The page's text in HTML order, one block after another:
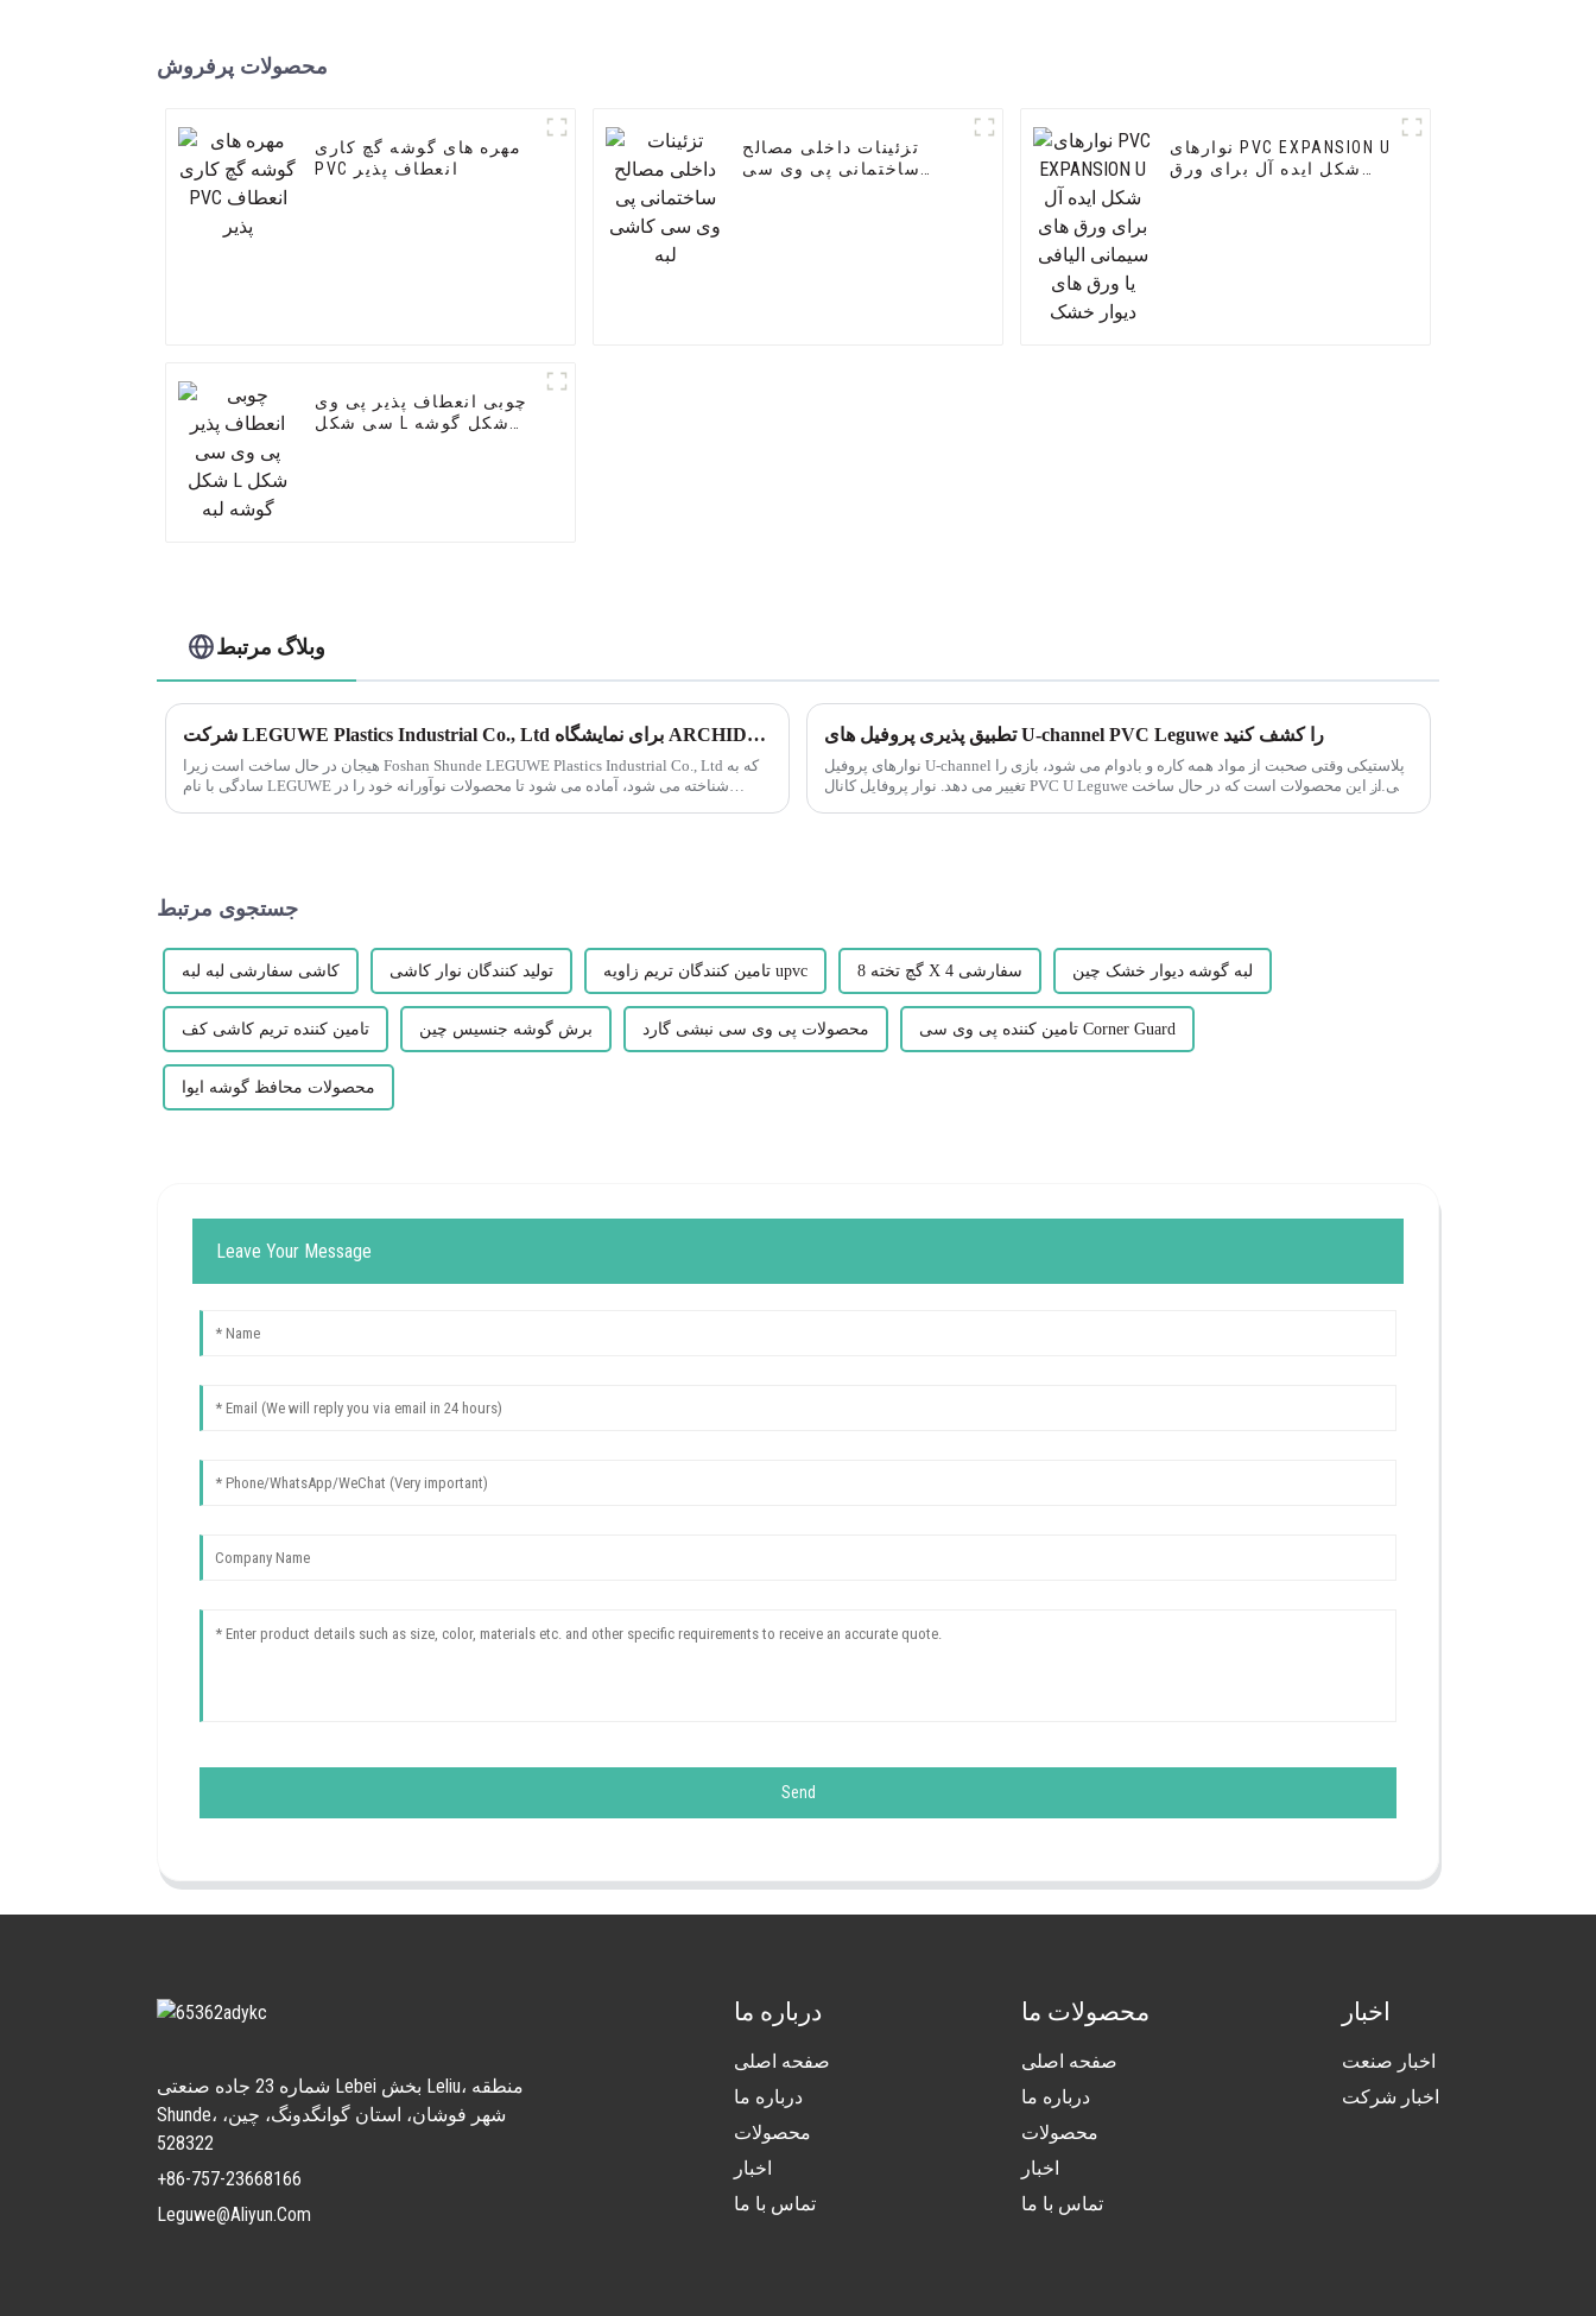
محصولات پرفروش
مهره های گوشه گچ کاری
PVC انعطاف پذیر
تزئینات داخلی مصالح
ساختمانی پی وی سی
نوارهای PVC EXPANSION U
شکل ایده آل برای ورق
چوبی انعطاف پذیر پی وی
سی شکل L شکل گوشه
وبلاگ مرتبط
شرکت LEGUWE Plastics Industrial Co., Ltd برای نمایشگاه ARCHIDEX در مالزی آماده می شود
هیجان در حال ساخت است زیرا Foshan Shunde LEGUWE Plastics Industrial Co., Ltd که به
سادگی با نام LEGUWE شناخته می شود، آماده می شود تا محصولات نوآورانه خود را در
تطبیق پذیری پروفیل های U-channel PVC Leguwe را کشف کنید
نوارهای پروفیل U-channel پلاستیکی وقتی صحبت از مواد همه کاره و بادوام می شود، بازی را
تغییر می دهد. نوار پروفایل کانال PVC U Leguwe یکی از این محصولات است که در حال ساخت
جستجوی مرتبط
کاشی سفارشی لبه لبه تولید کنندگان نوار کاشی تامین کنندگان تریم زاویه upvc گچ تخته 8 X 4 سفارشی لبه گوشه دیوار خشک چین
تامین کننده تریم کاشی کف برش گوشه جنسیس چین محصولات پی وی سی نبشی گارد تامین کننده پی وی سی Corner Guard
محصولات محافظ گوشه ایوا
Leave Your Message
Send
شماره 23 جاده صنعتی Lebei بخش Leliu، منطقه
Shunde، شهر فوشان، استان گوانگدونگ، چین،
528322
+86-757-23668166
Leguwe@aliyun.com
درباره ما
صفحه اصلی
درباره ما
محصولات
اخبار
تماس با ما
محصولات ما
صفحه اصلی
درباره ما
محصولات
اخبار
تماس با ما
اخبار
اخبار صنعت
اخبار شرکت